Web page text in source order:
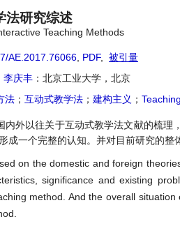
法研究综述
Teaching Methods
AE.2017.76066 PDF,
被引量
李庆丰 ：北京工业大学，北京
法 ； 互动式教学法 ； 建构主义 ；
内外以往关于互动式教学法文献的梳理
成一个完整的认知。并对目前研究的整
on the domestic and foreign
significance and existing
method. And the overall